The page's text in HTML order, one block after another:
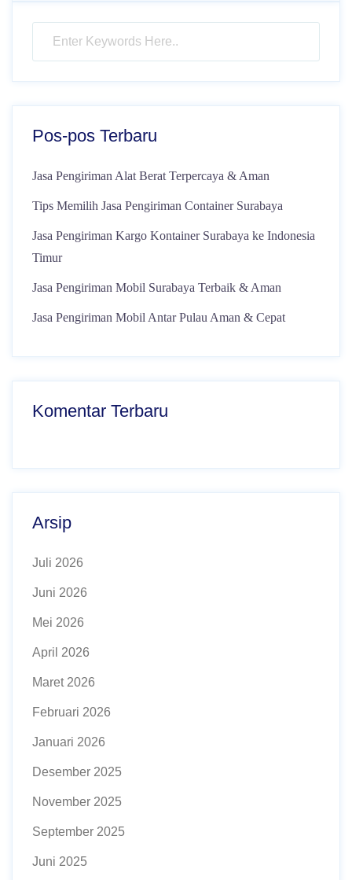
Pos-pos Terbaru
Jasa Pengiriman Alat Berat Terpercaya & Aman
Tips Memilih Jasa Pengiriman Container Surabaya
Jasa Pengiriman Kargo Kontainer Surabaya ke Indonesia
Timur
Jasa Pengiriman Mobil Surabaya Terbaik & Aman
Jasa Pengiriman Mobil Antar Pulau Aman & Cepat
Komentar Terbaru
Arsip
Juli 2026
Juni 2026
Mei 2026
April 2026
Maret 2026
Februari 2026
Januari 2026
Desember 2025
November 2025
September 2025
Juni 2025